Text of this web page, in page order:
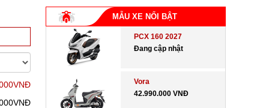
MẪU XE NỔI BẬT
PCX 160 2027
Đang cập nhật
Vora
42.990.000 VNĐ